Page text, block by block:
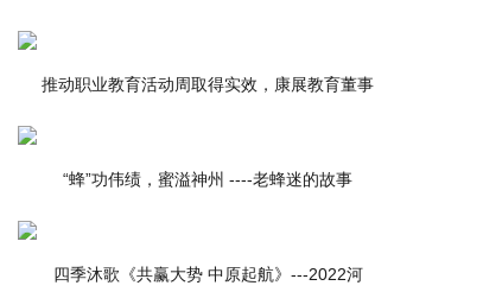
推动职业教育活动周取得实效，康展教育董事
“蜂”功伟绩，蜜溢神州 ----老蜂迷的故事
四季沐歌《共赢大势 中原起航》---2022河